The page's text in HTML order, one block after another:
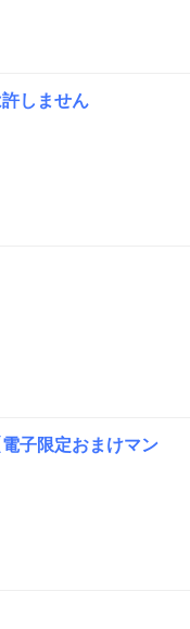
許しません
子限定おまけマン